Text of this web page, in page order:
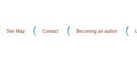
Site Map Contact Becoming an author